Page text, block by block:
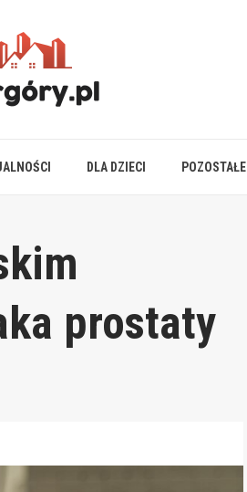
DLA DZIECI POZOSTAŁE
prostaty